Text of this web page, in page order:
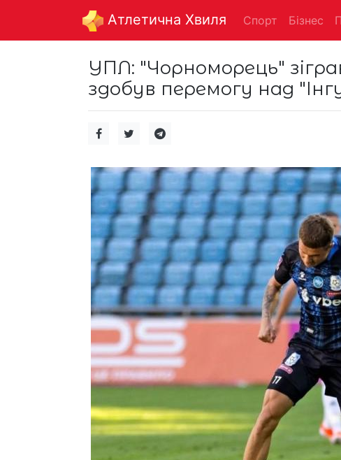
Aтлетична Хвиля Спорт Бізнес
УПЛ: "Чорноморець"
здобув перемогу над